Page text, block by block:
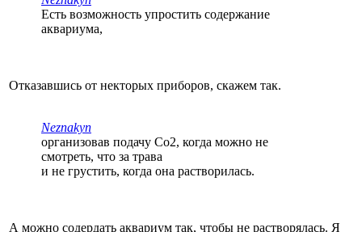
Есть возможность упростить содержание
аквариума,
Отказавшись от некторых приборов, скажем так.
Neznakyn
организовав подачу Co2, когда можно не
смотреть, что за трава
и не грустить, когда она растворилась.
А можно содердать аквариум так, чтобы не растворялась. Я